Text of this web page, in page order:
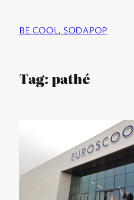
BE COOL, SODAPOP
Tag:pathé